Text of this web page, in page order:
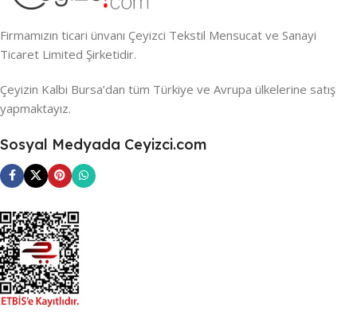
Firmamızın ticari ünvanı Çeyizci Tekstil Mensucat ve Sanayi
Ticaret Limited Şirketidir.
Çeyizin Kalbi Bursa’dan tüm Türkiye ve Avrupa ülkelerine satış
yapmaktayız.
Sosyal Medyada Ceyizci.com